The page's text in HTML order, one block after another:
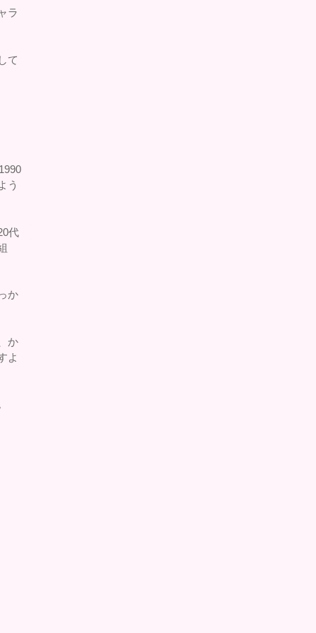
ラ
て
う
代
か
か
よ